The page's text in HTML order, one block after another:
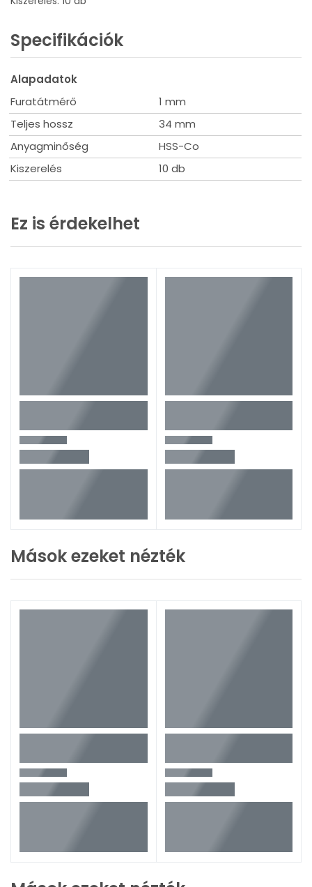
Specifikációk
Alapadatok
Furatátmérő
1 mm
Teljes hossz
34 mm
Anyagminőség
HSS-Co
Kiszerelés
10 db
Ez is érdekelhet
Mások ezeket nézték